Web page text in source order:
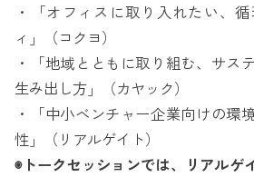
・「オフィスに取り入れたい、
ィ」（コクヨ）
・「地域とともに取り組む、サス
生み出し方」（カヤック）
・「中小ベンチャー企業向けの環
性」（リアルゲイト）
◉トークセッションでは、リアルゲ